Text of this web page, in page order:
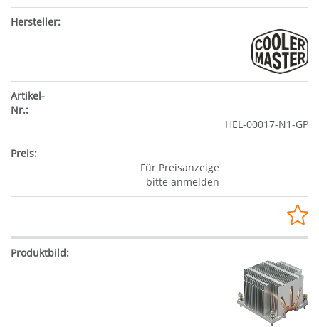
HEL-00017-N1-GP
Für Preisanzeige
bitte anmelden